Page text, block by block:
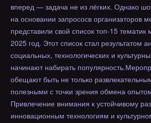
вперед — задача не из лёгких. Однако
на основании запрососв организаторов
представили свой список топ-15
2025 год. Этот список стал результатом
социальных, технологических и
начинают набирать
обещают быть не только
полезными с точки зрения обмена
Привлечение внимания к устойчивому
инновационным технологиям и